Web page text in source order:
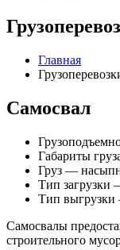
Главная
Самосвал
Габариты
Груз —
Тип загрузки
Тип выгрузки
Самосвалы
строительного